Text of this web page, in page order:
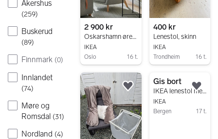
Akershus
(259)
Buskerud
(89)
Finnmark (0)
Innlandet
(74)
Møre og
Romsdal (31)
Nordland (4)
2 900 kr
Oskarshamn ørelappstol + fotskammel
IKEA
Oslo
16 t.
400 kr
Lenestol, skinn
IKEA
Trondheim
16 t.
Legg til som favoritt.
Gis bort
IKEA lenestol med avtagbart trekk i beige
IKEA
Bergen
17 t.